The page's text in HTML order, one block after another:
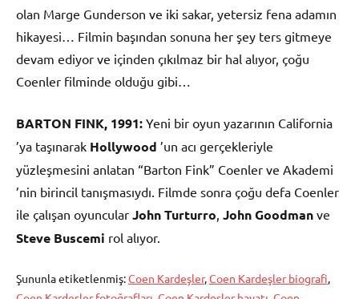
olan Marge Gunderson ve iki sakar, yetersiz fena adamın
hikayesi… Filmin başından sonuna her şey ters gitmeye
devam ediyor ve içinden çıkılmaz bir hal alıyor, çoğu
Coenler filminde olduğu gibi…
BARTON FINK, 1991: Yeni bir oyun yazarının California
’ya taşınarak Hollywood ’un acı gerçekleriyle
yüzleşmesini anlatan “Barton Fink” Coenler ve Akademi
’nin birincil tanışmasıydı. Filmde sonra çoğu defa Coenler
ile çalışan oyuncular John Turturro John Goodman ve
Steve Buscemi rol alıyor.
Şununla etiketlenmiş:Coen Kardeşler,Coen Kardeşler biografi,